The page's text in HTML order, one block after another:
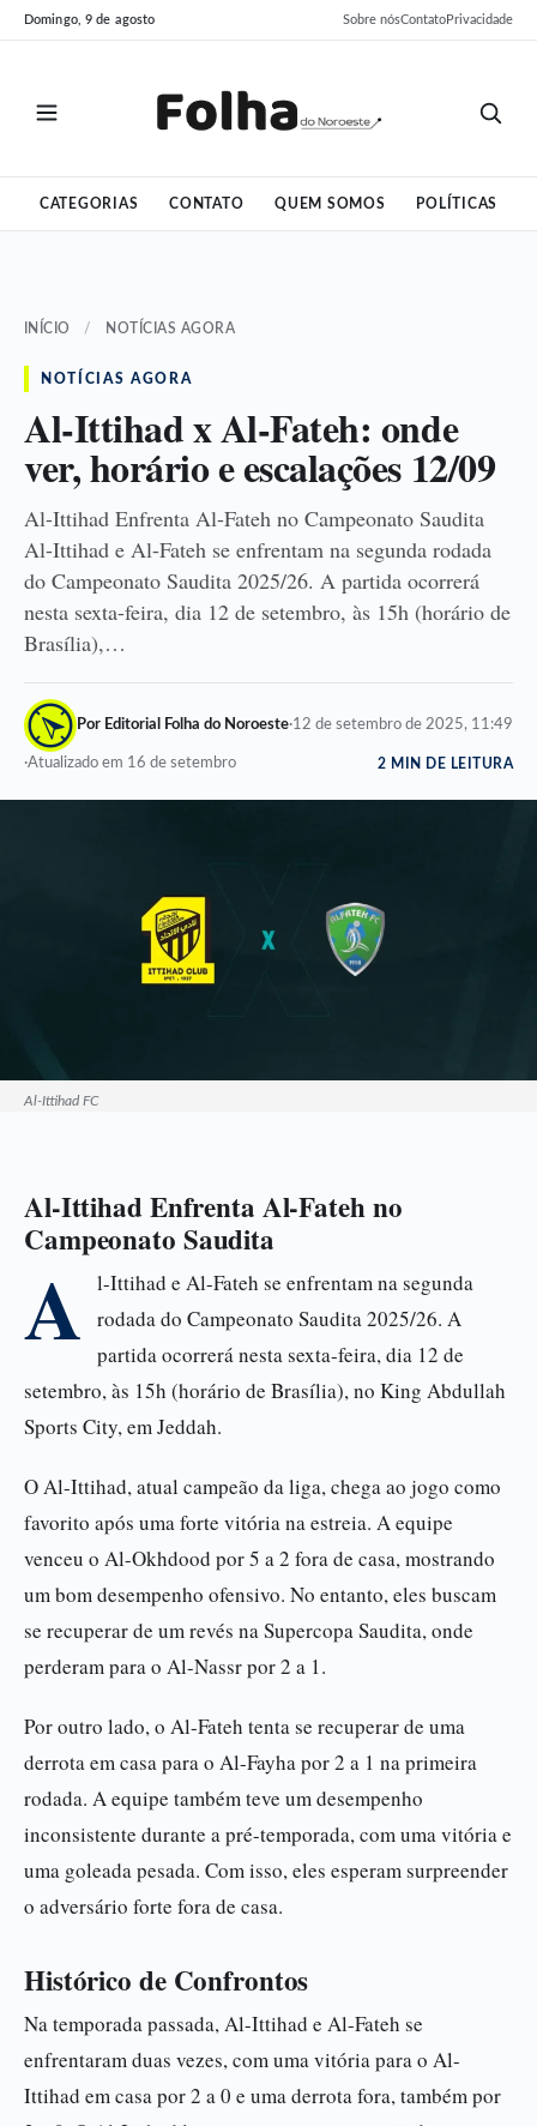
Pular
para
Pular
para
Domingo, 9 de agosto Sobre nósContatoPrivacidade
CATEGORIAS CONTATO QUEM SOMOS POLÍTICAS
INÍCIO / NOTÍCIAS AGORA
NOTÍCIAS AGORA
Al-Ittihad x Al-Fateh: onde
ver, horário e escalações 12/09
Al-Ittihad Enfrenta Al-Fateh no Campeonato Saudita
Al-Ittihad e Al-Fateh se enfrentam na segunda rodada
do Campeonato Saudita 2025/26. A partida ocorrerá
nesta sexta-feira, dia 12 de setembro, às 15h (horário de
Brasília),…
Por Editorial Folha do Noroeste·12 de setembro de 2025, 11:49
·Atualizado em 16 de setembro 2 MIN DE LEITURA
Al-Ittihad FC
Al-Ittihad Enfrenta Al-Fateh no
Campeonato Saudita
A
l-Ittihad e Al-Fateh se enfrentam na segunda
rodada do Campeonato Saudita 2025/26. A
partida ocorrerá nesta sexta-feira, dia 12 de
setembro, às 15h (horário de Brasília), no King Abdullah
Sports City, em Jeddah.
O Al-Ittihad, atual campeão da liga, chega ao jogo como
favorito após uma forte vitória na estreia. A equipe
venceu o Al-Okhdood por 5 a 2 fora de casa, mostrando
um bom desempenho ofensivo. No entanto, eles buscam
se recuperar de um revés na Supercopa Saudita, onde
perderam para o Al-Nassr por 2 a 1.
Por outro lado, o Al-Fateh tenta se recuperar de uma
derrota em casa para o Al-Fayha por 2 a 1 na primeira
rodada. A equipe também teve um desempenho
inconsistente durante a pré-temporada, com uma vitória e
uma goleada pesada. Com isso, eles esperam surpreender
o adversário forte fora de casa.
Histórico de Confrontos
Na temporada passada, Al-Ittihad e Al-Fateh se
enfrentaram duas vezes, com uma vitória para o Al-
Ittihad em casa por 2 a 0 e uma derrota fora, também por